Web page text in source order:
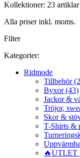
Kollektioner: 23 artiklar
Alla priser inkl. moms.
Filter
Kategorier:
Ridmode
Tillbehör
Byxor (43)
Jackor &
Tröjor,
Skor &
T-Shirts &
🔥UTLET